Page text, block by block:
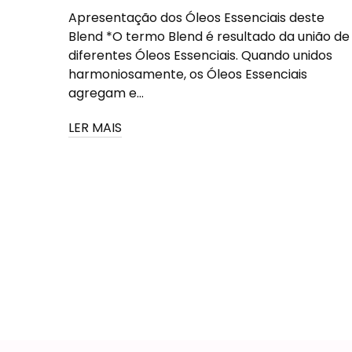
Apresentação dos Óleos Essenciais deste
Blend *O termo Blend é resultado da união de
diferentes Óleos Essenciais. Quando unidos
harmoniosamente, os Óleos Essenciais
agregam e...
LER MAIS